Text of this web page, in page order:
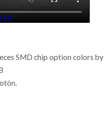
SMD chip option colors by